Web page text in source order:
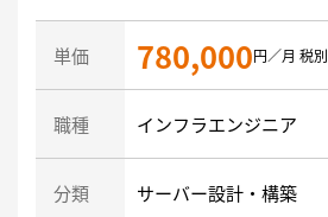
単価 780,000円／月 税別
職種 インフラエンジニア
分類 サーバー設計・構築